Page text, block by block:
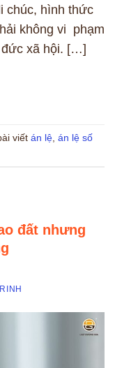
chúc, hình thức
không vi phạm
đức xã hội. […]
viết án lệ án lệ số
đất nhưng